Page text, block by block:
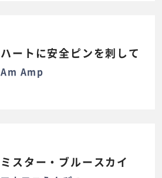
ハートに安全ピンを刺して
Am Amp
ミスター・ブルースカイ